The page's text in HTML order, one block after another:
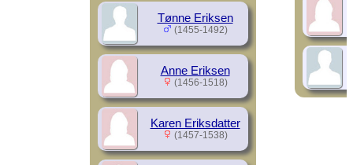
Tønne Eriksen
(1455-1492)
Anne Eriksen
(1456-1518)
Karen Eriksdatter
(1457-1538)